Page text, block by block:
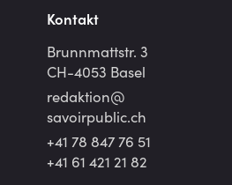
Kontakt
Brunnmattstr. 3
CH-4053 Basel
redaktion@
savoirpublic.ch
+41 78 847 76 51
+41 61 421 21 82